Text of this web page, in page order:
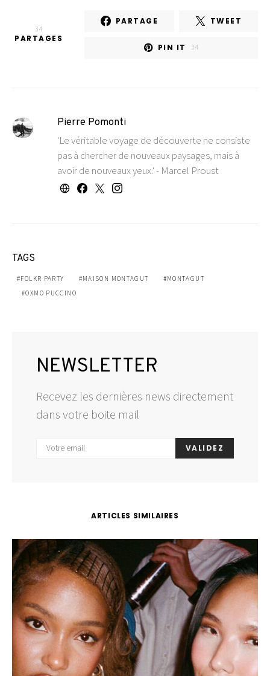
34
PARTAGES
PARTAGE TWEET
PIN IT 34
Pierre Pomonti
'Le véritable voyage de découverte ne consiste
pas à chercher de nouveaux paysages, mais à
avoir de nouveaux yeux.' - Marcel Proust
TAGS
FOLKR PARTY MAISON MONTAGUT
MONTAGUT
OXMO PUCCINO
NEWSLETTER
Recevez les dernières news directement
dans votre boite mail
VALIDEZ
ARTICLES SIMILAIRES